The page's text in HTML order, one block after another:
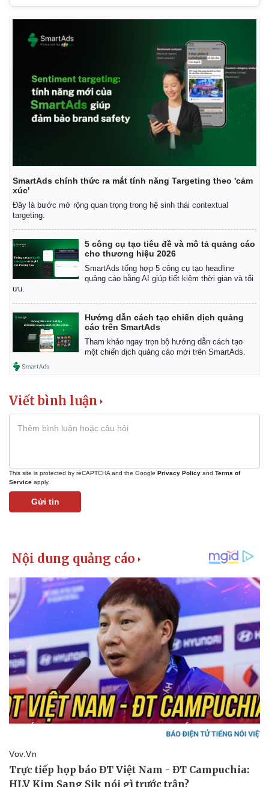
Bất động sản
Khởi nghiệp
Giá vàng
SmartAds chính thức ra mắt tính năng Targeting theo 'cảm
xúc'
Đây là bước mở rộng quan trọng trong hệ sinh thái contextual
targeting.
5 công cụ tạo tiêu đề và mô tả quảng cáo
cho thương hiệu 2026
SmartAds tổng hợp 5 công cụ tạo headline
quảng cáo bằng AI giúp tiết kiệm thời gian và tối
ưu.
Hướng dẫn cách tạo chiến dịch quảng
cáo trên SmartAds
Tham khảo ngay trọn bộ hướng dẫn cách tạo
một chiến dịch quảng cáo mới trên SmartAds.
Viết bình luận
This site is protected by reCAPTCHA and the Google Privacy Policy and Terms of
Service apply.
Gửi tin